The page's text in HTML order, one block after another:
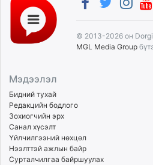
© 2013-2026 он
MGL Media Group
Мэдээлэл
Бидний тухай
Редакцийн бодлого
Зохиогчийн эрх
Санал хүсэлт
Үйлчилгээний нөхцөл
Нээлттэй ажлын байр
Сурталчилгаа байршуулах